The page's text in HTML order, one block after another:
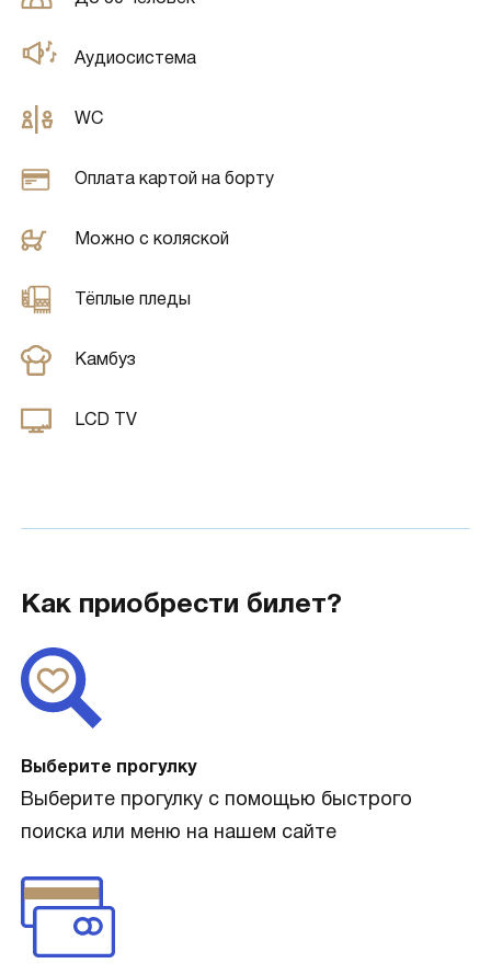
Аудиосистема
WC
Оплата картой на борту
Можно с коляской
Тёплые пледы
Камбуз
LCD TV
Как приобрести билет?
Выберите прогулку
Выберите прогулку с помощью быстрого
поиска или меню на нашем сайте